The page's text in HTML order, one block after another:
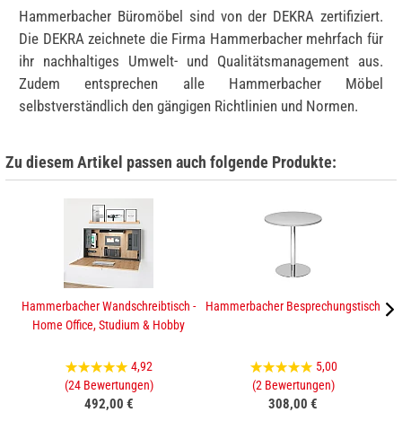
Hammerbacher Büromöbel sind von der DEKRA zertifiziert.
Die DEKRA zeichnete die Firma Hammerbacher mehrfach für
ihr nachhaltiges Umwelt- und Qualitätsmanagement aus.
Zudem entsprechen alle Hammerbacher Möbel
selbstverständlich den gängigen Richtlinien und Normen.
Zu diesem Artikel passen auch folgende Produkte:
Hammerbacher Wandschreibtisch -
Home Office, Studium & Hobby
4,92
(24 Bewertungen)
492,00 €
Hammerbacher Besprechungstisch
5,00
(2 Bewertungen)
308,00 €